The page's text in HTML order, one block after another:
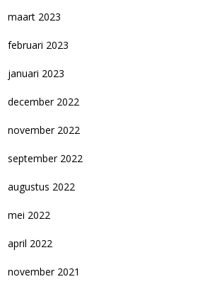
maart 2023
februari 2023
januari 2023
december 2022
november 2022
september 2022
augustus 2022
mei 2022
april 2022
november 2021